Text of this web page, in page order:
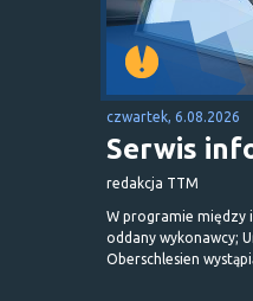
czwartek, 6.08.2026
Serwis
redakcja TTM
W programie między
oddany wykonawcy;
Oberschlesien